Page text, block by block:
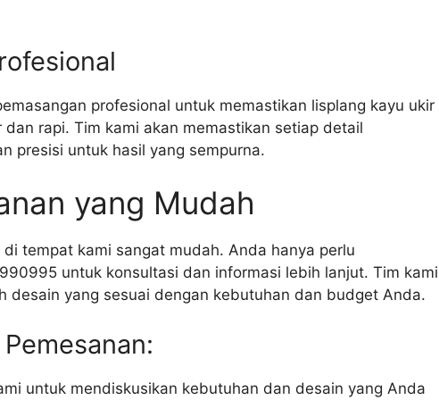
profesional untuk memastikan lisplang kayu ukir
rapi. Tim kami akan memastikan setiap detail
presisi untuk hasil yang sempurna.
yang Mudah
tempat kami sangat mudah. Anda hanya perlu
untuk konsultasi dan informasi lebih lanjut. Tim kami
desain yang sesuai dengan kebutuhan dan budget Anda.
untuk mendiskusikan kebutuhan dan desain yang Anda